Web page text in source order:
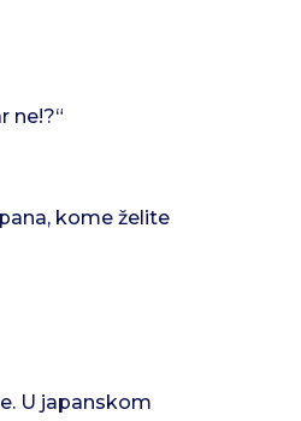
ne!?“
kome želite
U japanskom